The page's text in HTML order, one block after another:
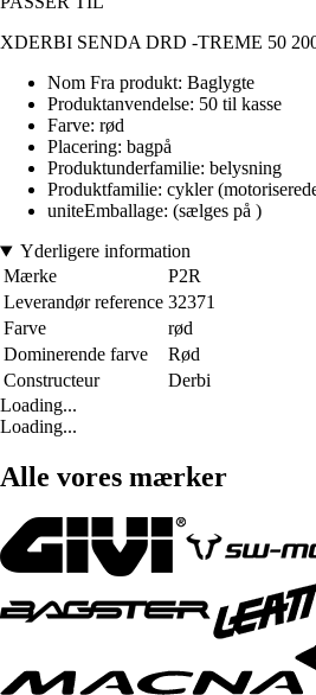
XDERBI SENDA DRD -TREME 50
Nom Fra produkt: Baglygte
Produktanvendelse: 50 til kasse
Farve: rød
Placering: bagpå
Produktunderfamilie: belysning
Produktfamilie: cykler
uniteEmballage: (sælges på )
Yderligere information
Mærke
P2R
Leverandør reference 32371
Farve
rød
Dominerende farve
Rød
Constructeur
Derbi
Loading...
Loading...
Alle vores mærker